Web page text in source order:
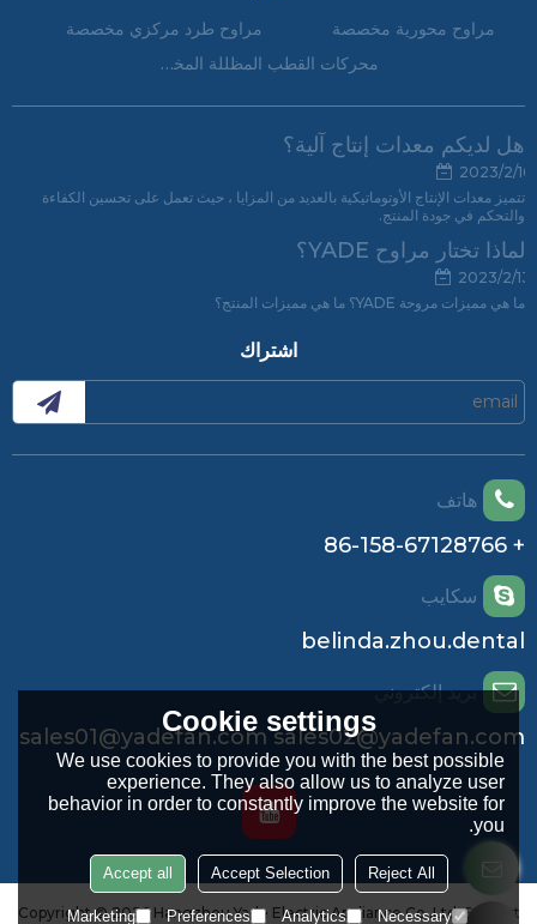
مراوح محورية مخصصة
مراوح طرد مركزي مخصصة
محركات القطب المظللة المخصصة
هل لديكم معدات إنتاج آلية؟
2023/2/16
تتميز معدات الإنتاج الأوتوماتيكية بالعديد من المزايا ، حيث تعمل على تحسين الكفاءة
والتحكم في جودة المنتج.
لماذا تختار مراوح YADE؟
2023/2/13
ما هي مميزات مروحة YADE؟ ما هي مميزات المنتج؟
اشتراك
هاتف
+ 86-158-67128766
سكايب
belinda.zhou.dental
بريد إلكتروني
sales01@yadefan.com sales02@yadefan.com
Copyright © 2026 Hangzhou Yade Electric Appliance Co.,Ltd.Support
Cookie settings
We use cookies to provide you with the best possible
experience. They also allow us to analyze user
behavior in order to constantly improve the website for
you.
Reject All
Accept Selection
Accept all
Necessary
Analytics
Preferences
Marketing